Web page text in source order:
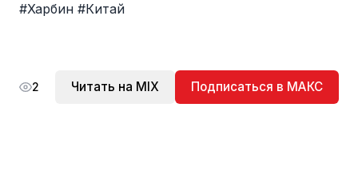
#Харбин #Китай
2 Читать на MIX Подписаться в МАКС